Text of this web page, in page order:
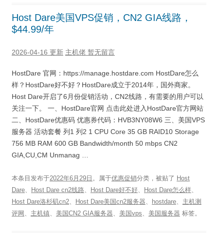
Host Dare美国VPS促销，CN2 GIA线路，
$44.99/年
2026-04-16 更新 主机佬 暂无留言
HostDare 官网：https://manage.hostdare.com HostDare怎么
样？HostDare好不好？HostDare成立于2014年，国外商家。
Host Dare开启了6月份促销活动，CN2线路，有需要的用户可以
关注一下。 一、HostDare官网 点击此处进入HostDare官方网站
二、HostDare优惠码 优惠券代码：HVB3NY08W6 三、美国VPS
服务器 活动套餐 列1 列2 1 CPU Core 35 GB RAID10 Storage
756 MB RAM 600 GB Bandwidth/month 50 mbps CN2
GIA,CU,CM Unmanag …
本条目发布于2022年6月29日 。属于优惠促销分类，被贴了 Host
Dare、 Host Dare cn2线路、 Host Dare好不好、 Host Dare怎么样、
Host Dare洛杉矶cn2、 Host Dare美国cn2服务器、 hostdare、 主机测
评网 、 主机镇、 美国CN2 GIA服务器、 美国vps、 美国服务器 标签。